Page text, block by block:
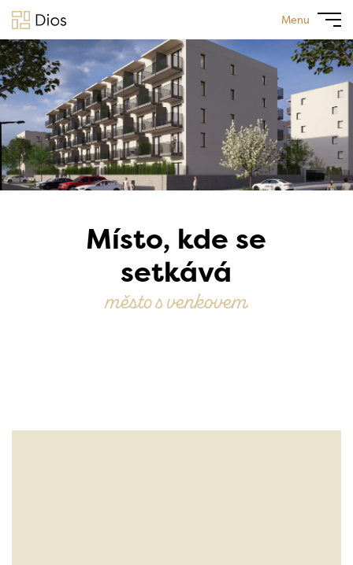
Menu
Místo, kde se
setkává
město s venkovem